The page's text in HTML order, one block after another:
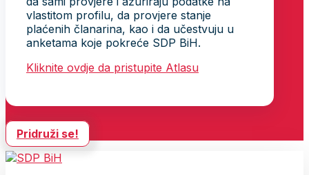
vlastitom profilu, da provjere stanje
plaćenih članarina, kao i da učestvuju u
anketama koje pokreće SDP BiH.
Kliknite ovdje da pristupite Atlasu
Pridruži se!